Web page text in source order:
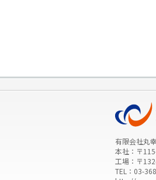
有限会社丸
本社：〒
工場：〒
TEL：03-